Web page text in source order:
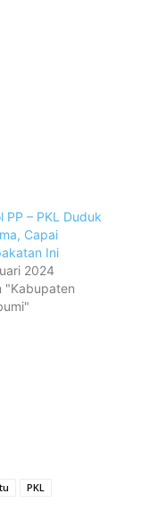
PP – PKL Duduk
Capai
Ini
2024
"Kabupaten
PKL